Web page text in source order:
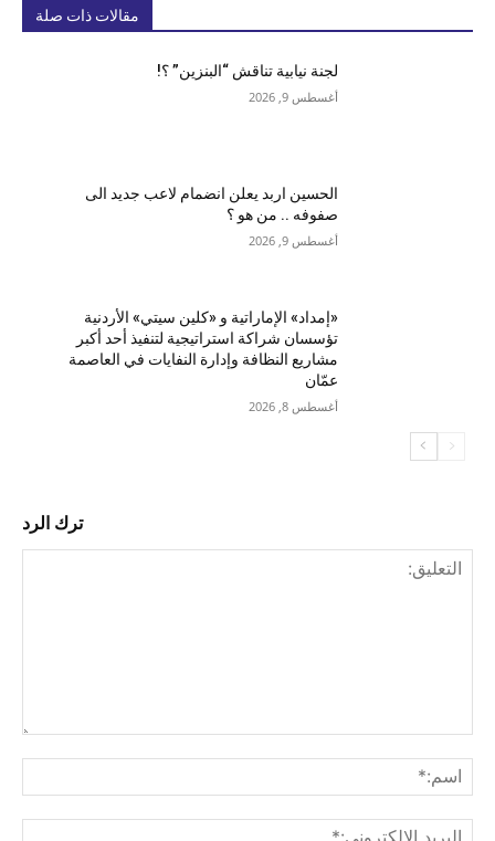
مقالات ذات صلة
لجنة نيابية تناقش “البنزين” ؟!
أغسطس 9, 2026
الحسين اربد يعلن انضمام لاعب جديد الى
صفوفه .. من هو ؟
أغسطس 9, 2026
«إمداد» الإماراتية و «كلين سيتي» الأردنية
تؤسسان شراكة استراتيجية لتنفيذ أحد أكبر
مشاريع النظافة وإدارة النفايات في العاصمة
عمّان
أغسطس 8, 2026
ترك الرد